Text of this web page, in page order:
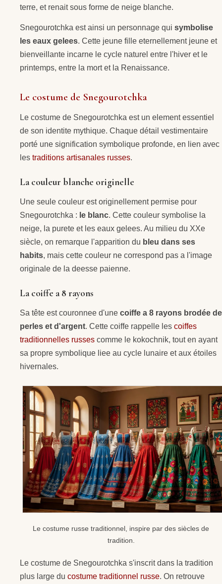
terre, et renait sous forme de neige blanche.
Snegourotchka est ainsi un personnage qui symbolise
les eaux gelees. Cette jeune fille eternellement jeune et
bienveillante incarne le cycle naturel entre l'hiver et le
printemps, entre la mort et la Renaissance.
Le costume de Snegourotchka
Le costume de Snegourotchka est un element essentiel
de son identite mythique. Chaque détail vestimentaire
porté une signification symbolique profonde, en lien avec
les traditions artisanales russes.
La couleur blanche originelle
Une seule couleur est originellement permise pour
Snegourotchka : le blanc. Cette couleur symbolise la
neige, la purete et les eaux gelees. Au milieu du XXe
siècle, on remarque l'apparition du bleu dans ses
habits, mais cette couleur ne correspond pas a l'image
originale de la deesse paienne.
La coiffe a 8 rayons
Sa tête est couronnee d'une coiffe a 8 rayons brodée de
perles et d'argent. Cette coiffe rappelle les coiffes
traditionnelles russes comme le kokochnik, tout en ayant
sa propre symbolique liee au cycle lunaire et aux étoiles
hivernales.
Le costume russe traditionnel, inspire par des siècles de
tradition.
Le costume de Snegourotchka s'inscrit dans la tradition
plus large du costume traditionnel russe. On retrouve